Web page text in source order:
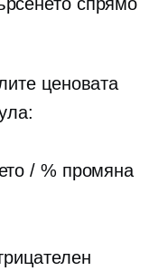
ценовата
/ % промяна